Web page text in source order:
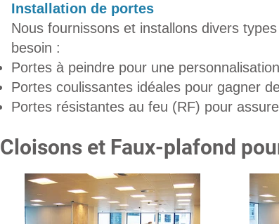
Installation de portes
Nous fournissons et installons divers
besoin :
Portes à peindre pour une
Portes coulissantes idéales pour gagner
Portes résistantes au feu (RF) pour
Cloisons et Faux-plafond